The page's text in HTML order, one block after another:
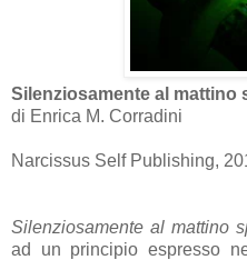
Silenziosamente al mattino
di Enrica M. Corradini
Narcissus Self Publishing,
Silenziosamente al mattino
ad un principio espresso